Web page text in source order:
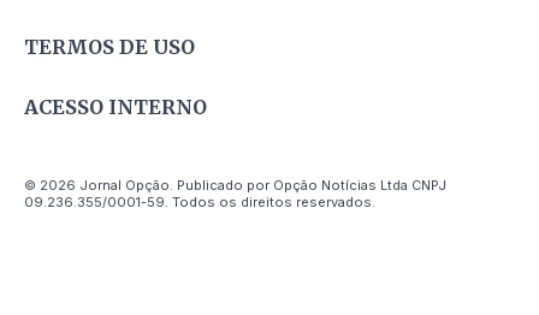
TERMOS DE USO
ACESSO INTERNO
© 2026 Jornal Opção. Publicado por Opção Notícias Ltda CNPJ
09.236.355/0001-59. Todos os direitos reservados.